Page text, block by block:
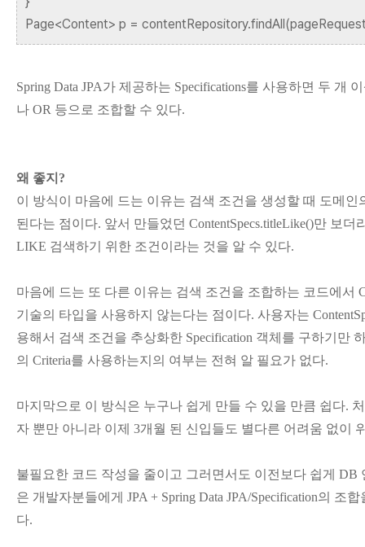
Page<Content> p =
Spring Data JPA가 제공하는 Specifications를 사용하면 두 개
나 OR 등으로 조합할 수 있다.
왜 좋지?
이 방식이 마음에 드는 이유는 검색 조건을 생성할 때 도메인
된다는 점이다. 앞서 만들었던 ContentSpecs.titleLike()만 보
LIKE 검색하기 위한 조건이라는 것을 알 수 있다.
마음에 드는 또 다른 이유는 검색 조건을 조합하는 코드에서
기술의 타입을 사용하지 않는다는 점이다. 사용자는
용해서 검색 조건을 추상화한 Specification 객체를 구하기만
의 Criteria를 사용하는지의 여부는 전혀 알 필요가 없다.
마지막으로 이 방식은 누구나 쉽게 만들 수 있을 만큼 쉽다.
자 뿐만 아니라 이제 3개월 된 신입들도 별다른 어려움 없이
불필요한 코드 작성을 줄이고 그러면서도 이전보다 쉽게 DB
은 개발자분들에게 JPA + Spring Data JPA/Specification의 조
다.